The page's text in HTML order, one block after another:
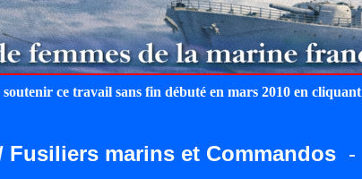
ce travail sans fin débuté en mars 2010 en cliquant
Fusiliers marins et Commandos -